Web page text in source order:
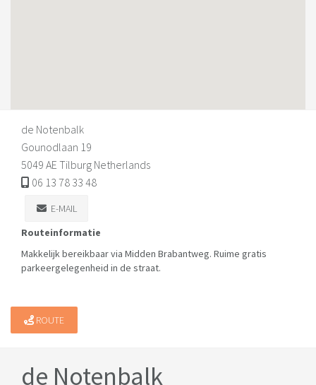
de Notenbalk
Gounodlaan 19
5049 AE Tilburg Netherlands
06 13 78 33 48
E-MAIL
Routeinformatie
Makkelijk bereikbaar via Midden Brabantweg. Ruime gratis
parkeergelegenheid in de straat.
ROUTE
de Notenbalk